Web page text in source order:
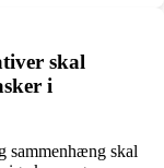
skal
i
sammenhæng skal